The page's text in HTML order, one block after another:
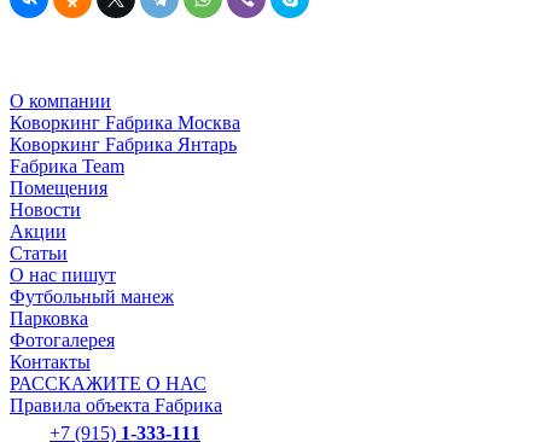
О компании
Коворкинг Fабрика Москва
Коворкинг Fабрика Янтарь
Fабрика Team
Помещения
Новости
Акции
Статьи
О нас пишут
Футбольный манеж
Парковка
Фотогалерея
Контакты
РАССКАЖИТЕ О НАС
Правила объекта Fабрика
+7 (915) 1-333-111